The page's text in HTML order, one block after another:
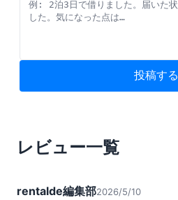
投稿する
レビュー一覧
rentalde編集部2026/5/10